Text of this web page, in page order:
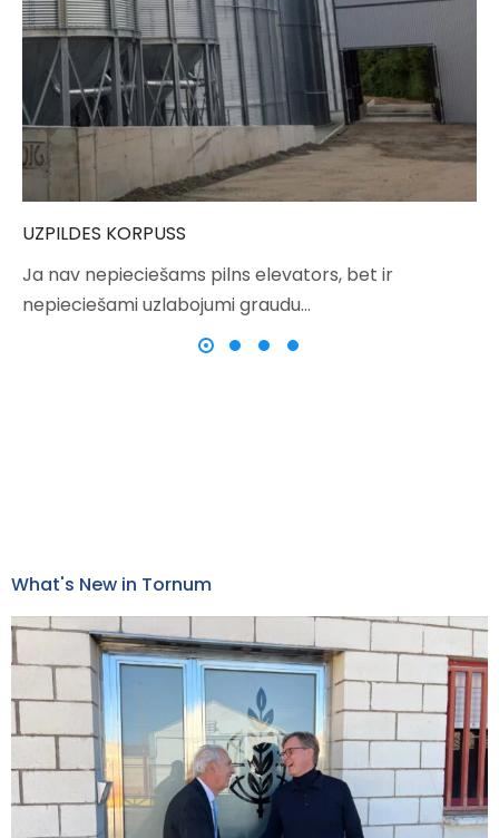
UZPILDES KORPUSS
Ja nav nepieciešams pilns elevators, bet ir
nepieciešami uzlabojumi graudu…
What's New in Tornum